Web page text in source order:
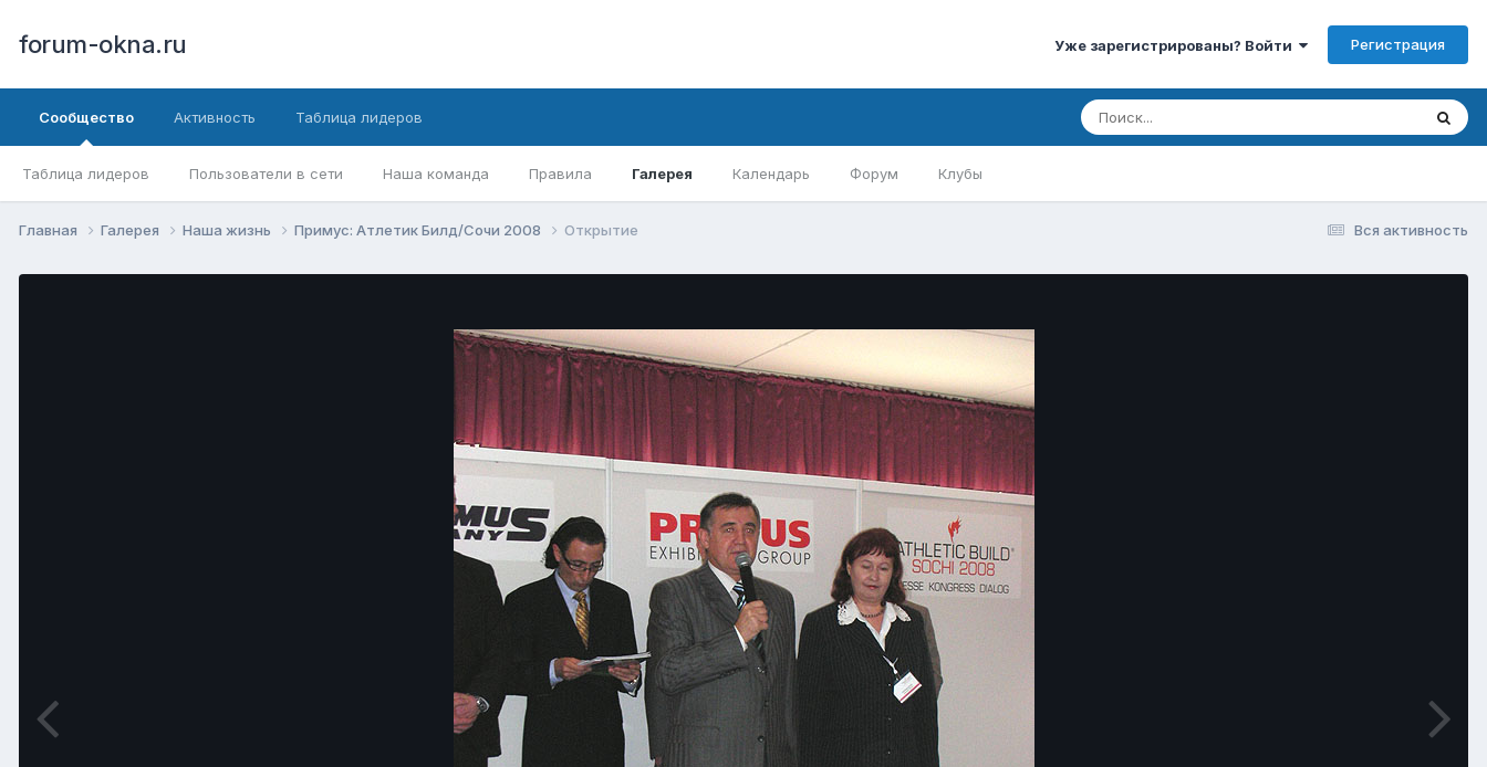
forum-okna.ru Уже зарегистрированы? Войти Регистрация
Сообщество
Таблица лидеров Пользователи в сети Наша команда Правила Галерея Календарь Форум Клубы
Активность Таблица лидеров
Вся активность
Главная Галерея Наша жизнь Примус: Атлетик Билд/Сочи 2008 Открытие